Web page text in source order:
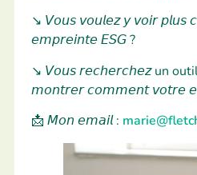
↘ 𝘝𝘰𝘶𝘴 𝘷𝘰𝘶𝘭𝘦𝘻 𝘺 𝘷𝘰𝘪𝘳 𝘱𝘭𝘶𝘴
𝘦𝘮𝘱𝘳𝘦𝘪𝘯𝘵𝘦 𝘌𝘚𝘎 ?
↘ 𝘝𝘰𝘶𝘴 𝘳𝘦𝘤𝘩𝘦𝘳𝘤𝘩𝘦𝘻 un
𝘮𝘰𝘯𝘵𝘳𝘦𝘳 𝘤𝘰𝘮𝘮𝘦𝘯𝘵 𝘷𝘰𝘵𝘳𝘦
📩 𝘔𝘰𝘯 𝘦𝘮𝘢𝘪𝘭 :